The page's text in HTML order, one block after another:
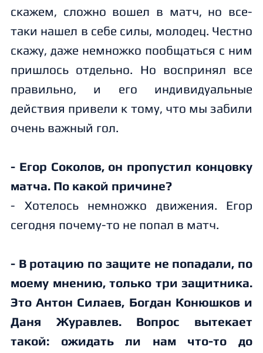
скажем, сложно вошел в матч, но все-
таки нашел в себе силы, молодец. Честно
скажу, даже немножко пообщаться с ним
пришлось отдельно. Но воспринял все
правильно, и его индивидуальные
действия привели к тому, что мы забили
очень важный гол.
- Егор Соколов, он пропустил концовку
матча. По какой причине?
- Хотелось немножко движения. Егор
сегодня почему-то не попал в матч.
- В ротацию по защите не попадали, по
моему мнению, только три защитника.
Это Антон Силаев, Богдан Конюшков и
Даня Журавлев. Вопрос вытекает
такой: ожидать ли нам что-то до